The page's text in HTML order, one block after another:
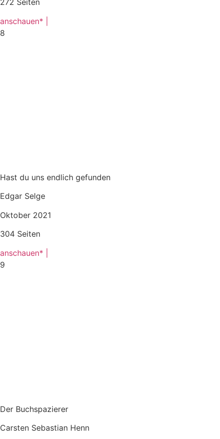
272 Seiten
anschauen* |
8
Hast du uns endlich gefunden
Edgar Selge
Oktober 2021
304 Seiten
anschauen* |
9
Der Buchspazierer
Carsten Sebastian Henn